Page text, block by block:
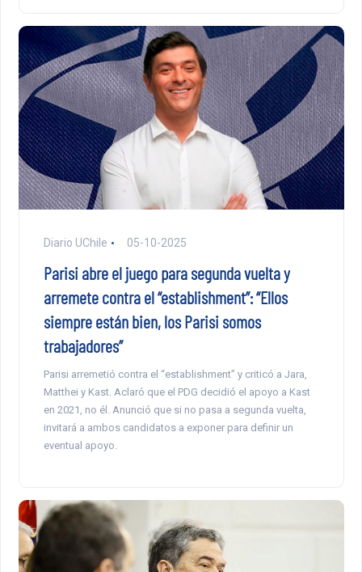
Diario UChile 05-10-2025
Parisi abre el juego para segunda vuelta y
arremete contra el “establishment”: “Ellos
siempre están bien, los Parisi somos
trabajadores”
Parisi arremetió contra el “establishment” y criticó a Jara,
Matthei y Kast. Aclaró que el PDG decidió el apoyo a Kast
en 2021, no él. Anunció que si no pasa a segunda vuelta,
invitará a ambos candidatos a exponer para definir un
eventual apoyo.